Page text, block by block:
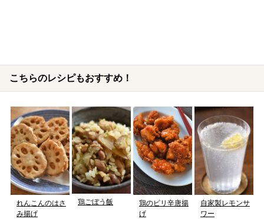
こちらのレシピもおすすめ！
れんこんのはさ
み揚げ
鶏ごぼう飯
鶏のピリ辛唐揚
げ
自家製レモンサ
ワー